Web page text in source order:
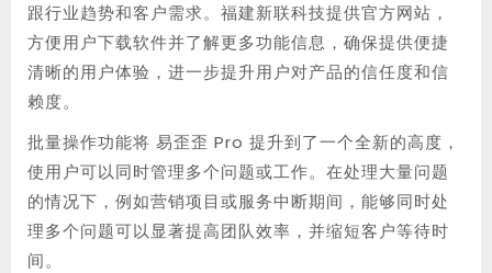
跟行业趋势和客户需求。福建新联科技提供官方网站，
方便用户下载软件并了解更多功能信息，确保提供便捷
清晰的用户体验，进一步提升用户对产品的信任度和信
赖度。
批量操作功能将 易歪歪 Pro 提升到了一个全新的高度，
使用户可以同时管理多个问题或工作。在处理大量问题
的情况下，例如营销项目或服务中断期间，能够同时处
理多个问题可以显著提高团队效率，并缩短客户等待时
间。